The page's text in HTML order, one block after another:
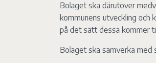
Bolaget ska därutöver
kommunens utveckling och
på det sätt dessa kommer
Bolaget ska samverka med